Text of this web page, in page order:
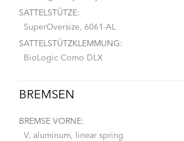
SATTELSTÜTZE:
SuperOversize, 6061-AL
SATTELSTÜTZKLEMMUNG:
BioLogic Como DLX
BREMSEN
BREMSE VORNE:
V, aluminum, linear spring